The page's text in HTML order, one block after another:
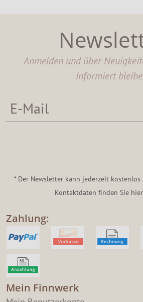
Anmelden und über
informiert
* Der Newsletter kann jederzeit
Kontaktdaten finden Sie
Zahlung:
Mein Finnwerk